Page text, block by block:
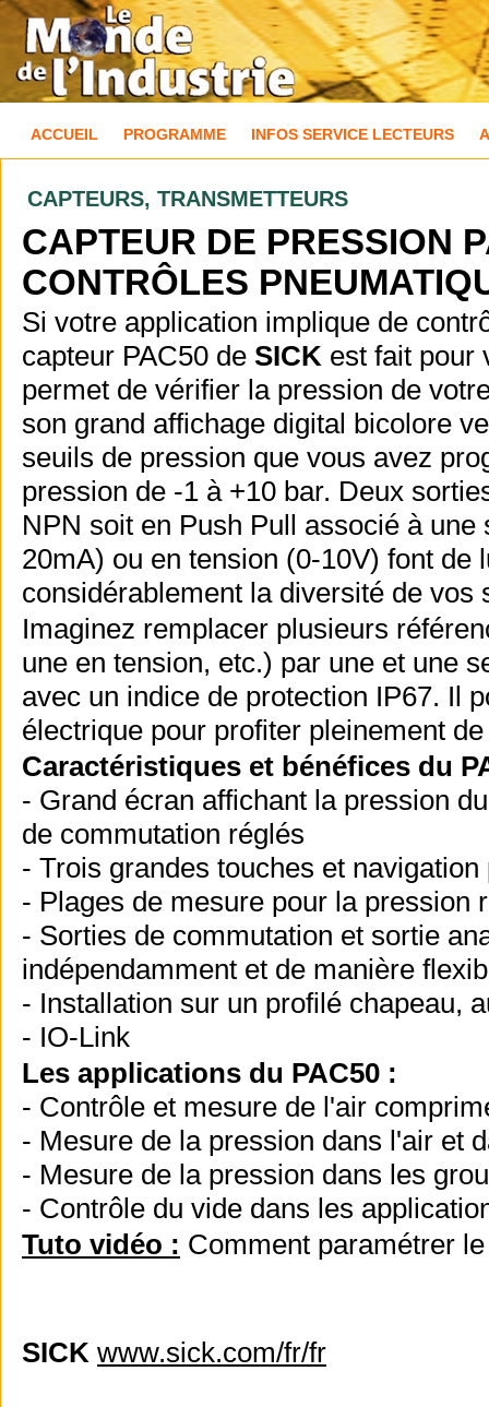
ACCUEIL PROGRAMME INFOS SERVICE LECTEURS
CAPTEURS, TRANSMETTEURS
CAPTEUR DE PRESSION
CONTRÔLES
Si votre application implique de
capteur PAC50 de SICK est fait pour
permet de vérifier la pression de
son grand affichage digital bicolore
seuils de pression que vous avez
pression de -1 à +10 bar. Deux
NPN soit en Push Pull associé à
20mA) ou en tension (0-10V) font
considérablement la diversité de vos
Imaginez remplacer plusieurs
une en tension, etc.) par une et une
avec un indice de protection IP67. Il
électrique pour profiter pleinement
Caractéristiques et bénéfices du
- Grand écran affichant la pression
de commutation réglés
- Trois grandes touches et
- Plages de mesure pour la pression
- Sorties de commutation et sortie
indépendamment et de manière
- Installation sur un profilé chapeau,
- IO-Link
Les applications du PAC50 :
- Contrôle et mesure de l'air
- Mesure de la pression dans l'air et
- Mesure de la pression dans les
- Contrôle du vide dans les
Tuto vidéo : Comment paramétrer
SICK www.sick.com/fr/fr